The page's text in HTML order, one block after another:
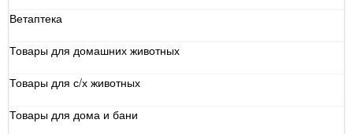
Ветаптека
Товары для домашних животных
Товары для с/х животных
Товары для дома и бани